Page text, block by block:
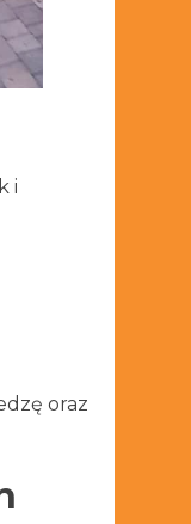
i
oraz